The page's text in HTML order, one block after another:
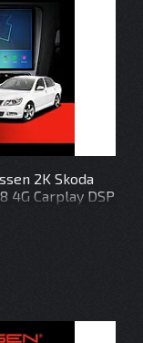
2K Skoda
4G Carplay DSP